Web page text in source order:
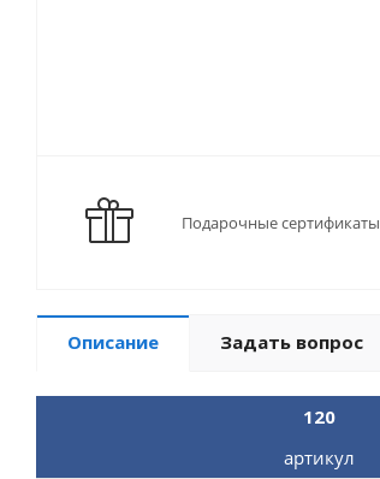
Подарочные сертификаты
Описание Задать вопрос
120
артикул